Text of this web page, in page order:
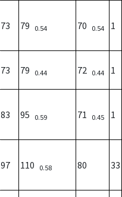
73 79 0.54 70 0.54 1
73 79 0.44 72 0.44 1
83 95 0.59 71 0.45 1
97 110 0.58 80 33